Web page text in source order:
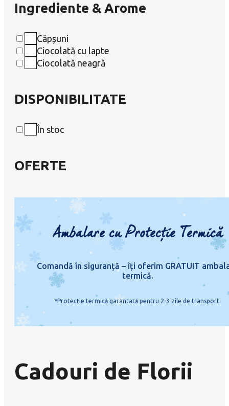
Ingrediente & Arome
Căpșuni
Ciocolată cu lapte
Ciocolată neagră
DISPONIBILITATE
În stoc
OFERTE
Ambalare cu Protecție Termică
Comandă în siguranță – îți oferim GRATUIT
termică.
*Protecție termică garantată pentru 2-3 zile de transport.
Cadouri de Florii